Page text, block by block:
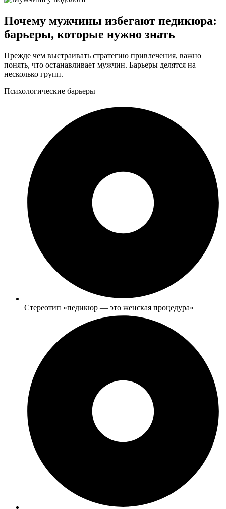
Почему мужчины избегают педикюра:
барьеры, которые нужно знать
Прежде чем выстраивать стратегию привлечения, важно
понять, что останавливает мужчин. Барьеры делятся на
несколько групп.
Психологические барьеры
Стереотип «педикюр — это женская процедура»